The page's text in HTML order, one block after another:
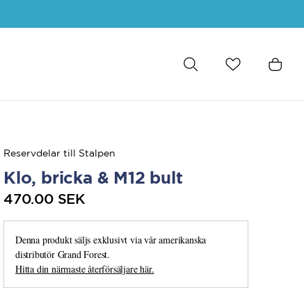
Reservdelar till Stalpen
Klo, bricka & M12 bult
470.00 SEK
Denna produkt säljs exklusivt via vår amerikanska
distributör Grand Forest.
Hitta din närmaste återförsäljare här.